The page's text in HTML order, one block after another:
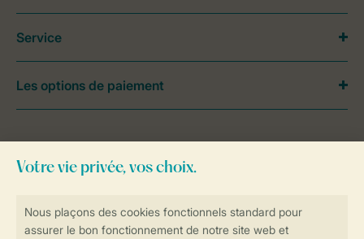
contactez notreContact Center.
Service
Les options de paiement